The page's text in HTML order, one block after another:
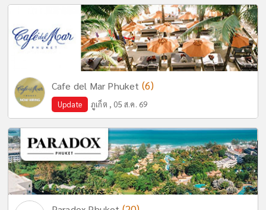
Cafe del Mar Phuket (6)
Update ภูเก็ต , 05 ส.ค. 69